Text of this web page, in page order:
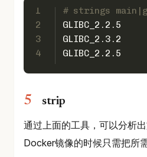
1
2
3
4
# strings
GLIBC_2.2.5
GLIBC_2.3.2
GLIBC_2.2.5
strip
通过上面的工具，可以分析
Docker镜像的时候只需把所